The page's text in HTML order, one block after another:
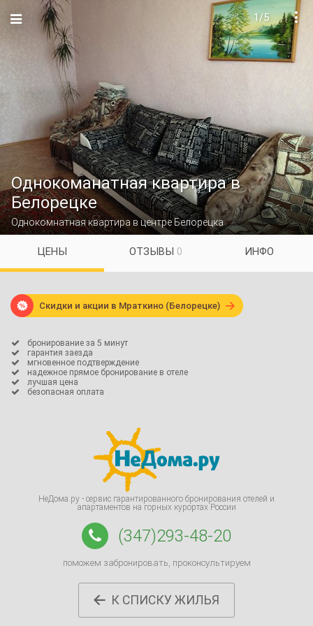

1/5
Однокоманатная квартира в
Белорецке
Однокомнатная квартира в центре Белорецка
ЦЕНЫ ОТЗЫВЫ 0 ИНФО
 Скидки и акции в Мраткино (Белорецке) 
 бронирование за 5 минут
 гарантия заезда
 мгновенное подтверждение
 надежное прямое бронирование в отеле
 лучшая цена
 безопасная оплата
НеДома.ру - сервис гарантированного бронирования отелей и
апартаментов на горных курортах России
(347)293-48-20
поможем забронировать, проконсультируем
 К СПИСКУ ЖИЛЬЯ